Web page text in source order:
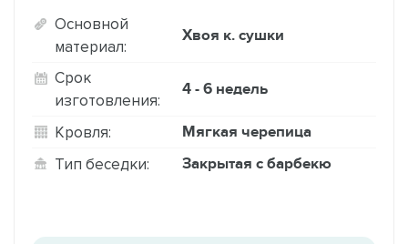
Основной
материал:
Хвоя к. сушки
Срок
изготовления:
4 - 6 недель
Кровля: Мягкая черепица
Тип беседки: Закрытая с барбекю